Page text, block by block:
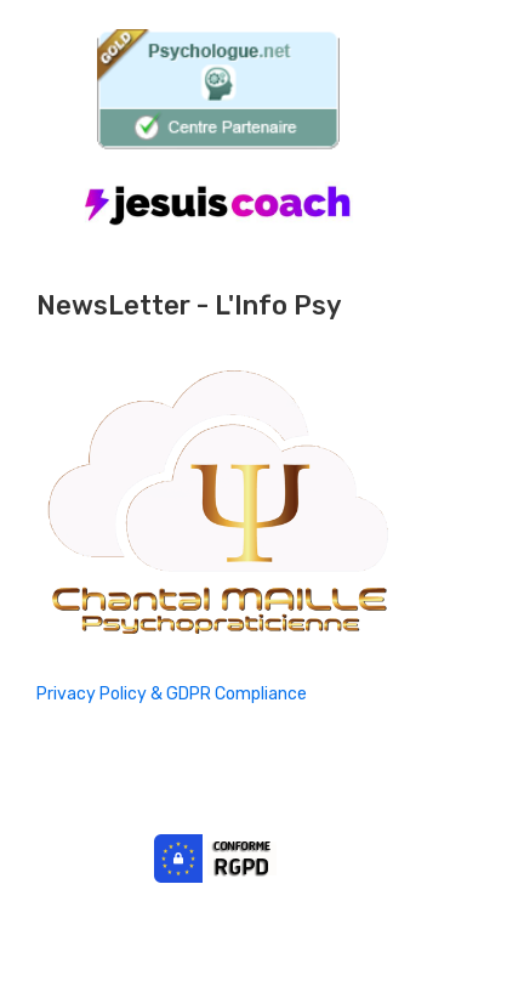
NewsLetter - L'Info Psy
Privacy Policy & GDPR Compliance